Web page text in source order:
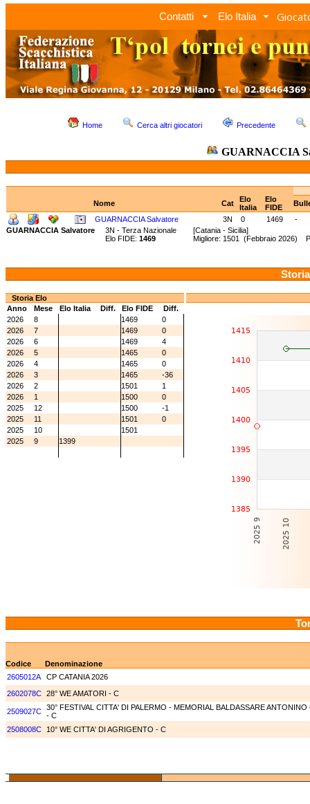
Contatti Elo Italia
Home Cerca altri giocatori Precedente
GUARNACCIA
Nome Cat
Elo
Italia
Elo
FIDE
GUARNACCIA Salvatore
3N 0 1469
-
GUARNACCIA Salvatore
3N - Terza Nazionale [Catania - Sicilia]
Elo FIDE: 1469 Migliore: 1501 (Febbraio 2026)
Storia Elo
Anno
Mese Elo Italia Diff. Elo FIDE
Diff.
2026
8 1469
0
2026
7 1469
0
2026
6 1469
4
2026
5 1465
0
2026
4 1465
0
2026
3 1465
-36
2026
2 1501
1
2026
1 1500
0
2025
12 1500
-1
2025
11 1501
0
2025
10
1501
2025
9 1399
Codice
Denominazione
2605012A
CP CATANIA 2026
2602078C 28° WE AMATORI - C
2509027C 30° FESTIVAL CITTA' DI PALERMO - MEMORIAL BALDASSARE ANTONINO
- C
2508008C
10° WE CITTA' DI AGRIGENTO - C